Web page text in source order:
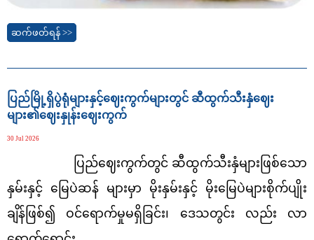
ဆက်ဖတ်ရန် >>
ပြည်မြို့ရှိပွဲရုံများနှင့်ဈေးကွက်များတွင် ဆီထွက်သီးနှံဈေး
များ၏ဈေးနှုန်းဈေးကွက်
30 Jul 2026
ပြည်ဈေးကွက်တွင် ဆီထွက်သီးနှံများဖြစ်သော
နှမ်းနှင့် မြေပဲဆန် များမှာ မိုးနှမ်းနှင့် မိုးမြေပဲများစိုက်ပျိုး
ချိန်ဖြစ်၍ ဝင်ရောက်မှုမရှိခြင်း၊ ဒေသတွင်း လည်း လာ